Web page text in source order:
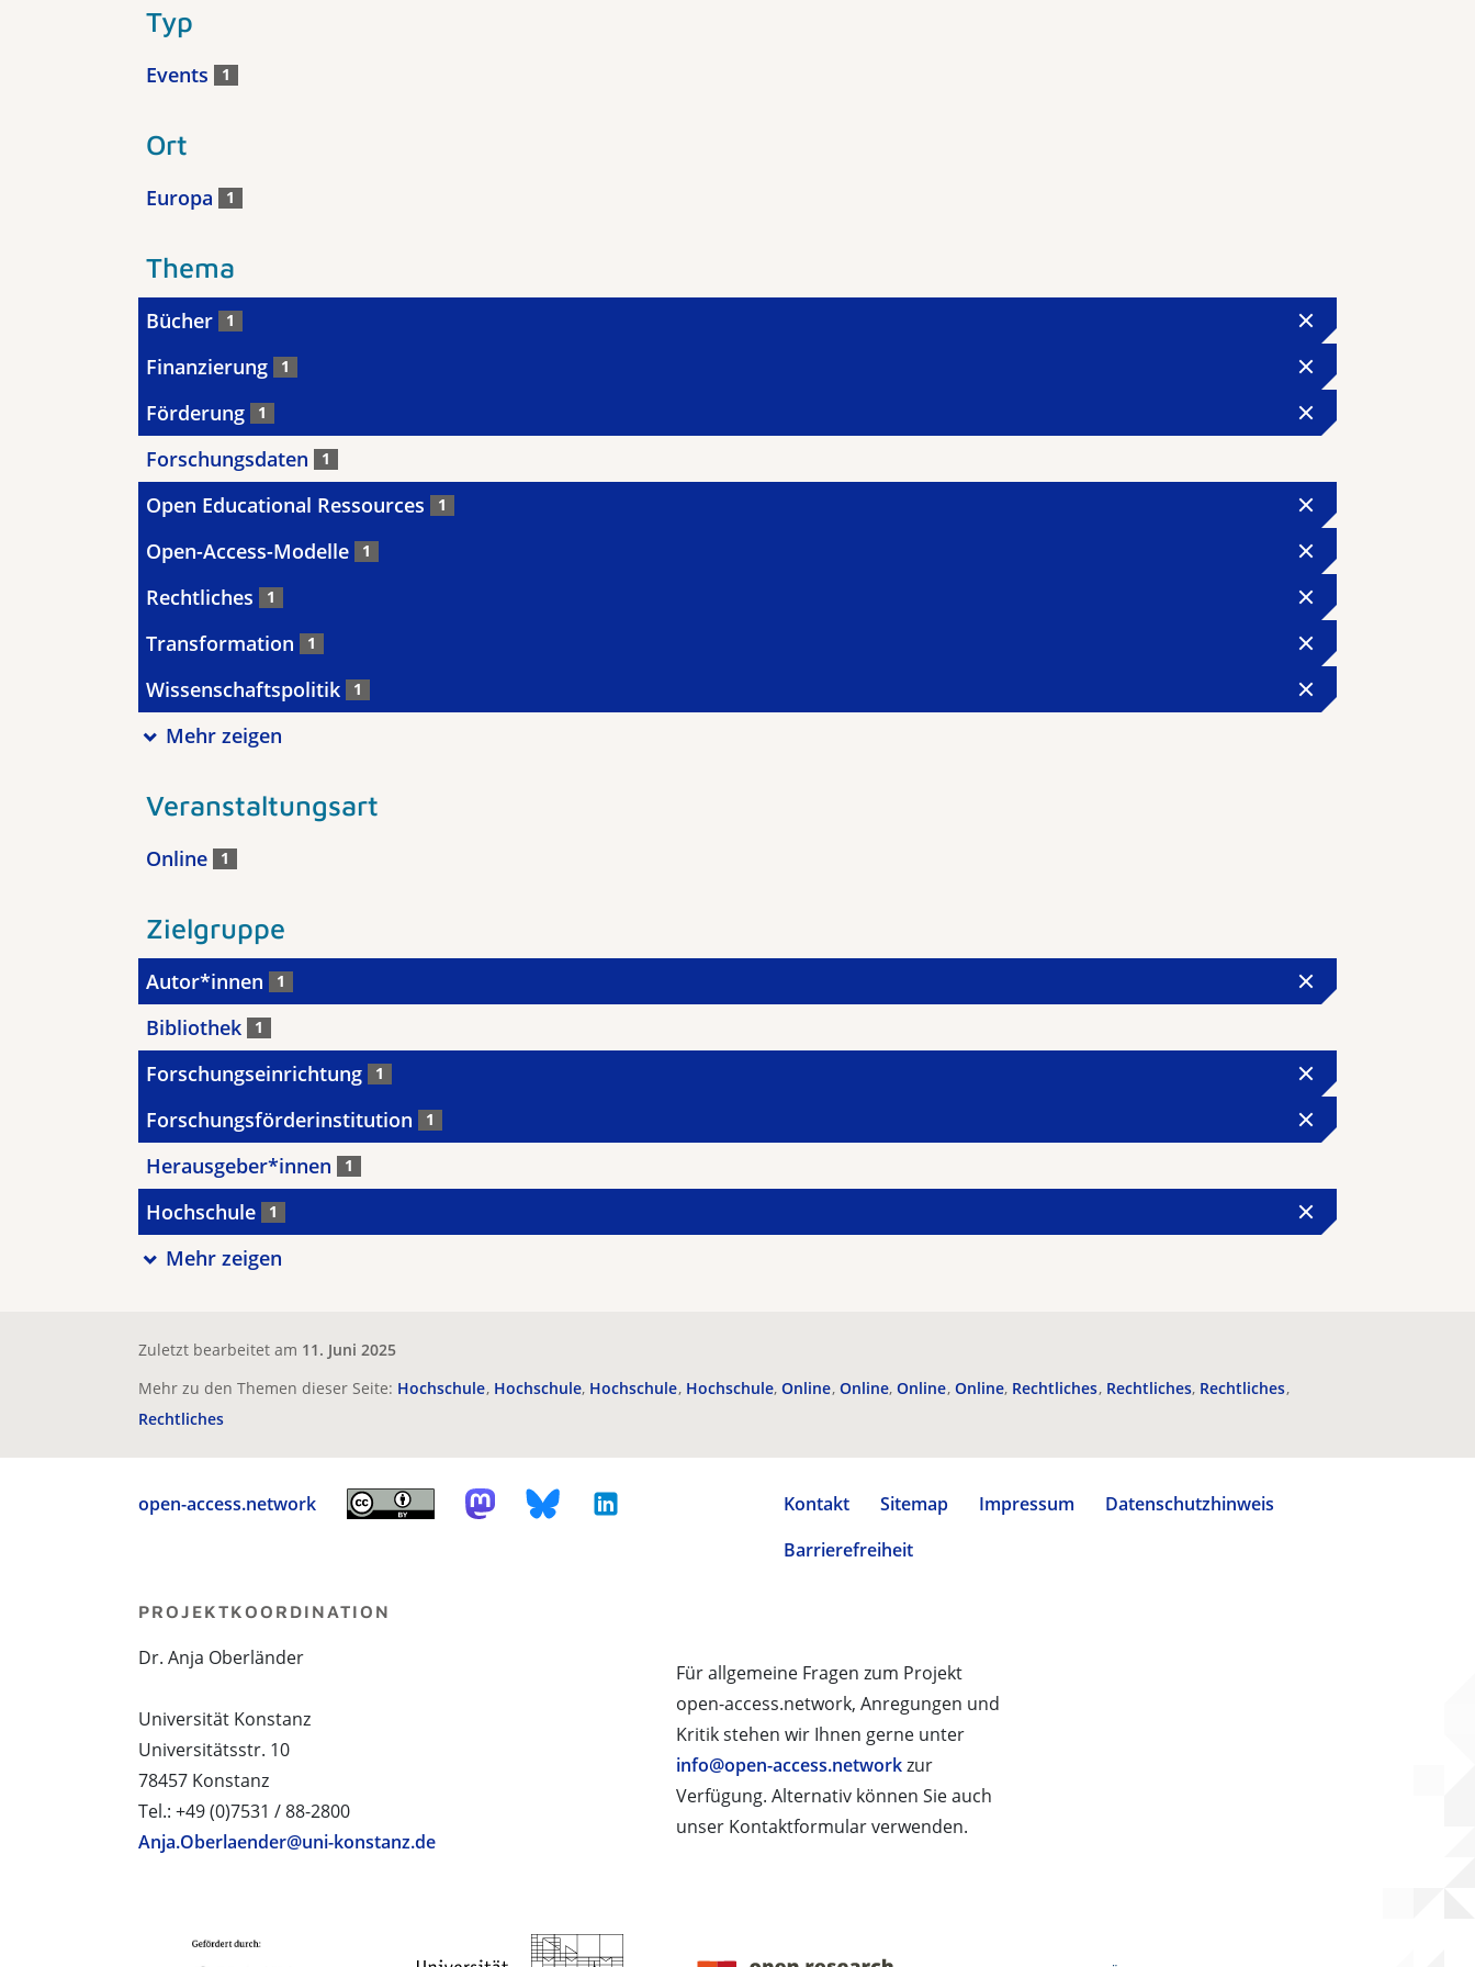
Typ
Events 1
Ort
Europa 1
Thema
Bücher 1
Finanzierung 1
Förderung 1
Forschungsdaten 1
Open Educational Ressources 1
Open-Access-Modelle 1
Rechtliches 1
Transformation 1
Wissenschaftspolitik 1
Mehr zeigen
Veranstaltungsart
Online 1
Zielgruppe
Autor*innen 1
Bibliothek 1
Forschungseinrichtung 1
Forschungsförderinstitution 1
Herausgeber*innen 1
Hochschule 1
Mehr zeigen
Zuletzt bearbeitet am 11. Juni 2025
Mehr zu den Themen dieser Seite: Hochschule Hochschule Hochschule Hochschule Online Online Online Online Rechtliches Rechtliches Rechtliches
Rechtliches
open-access.network Kontakt Sitemap Impressum
Datenschutzhinweis
Barrierefreiheit
Für allgemeine Fragen zum Projekt
open-access.network, Anregungen und
Kritik stehen wir Ihnen gerne unter
info@open-access.networkzur
Verfügung. Alternativ können Sie auch
unser Kontaktformular verwenden.
PROJEKTKOORDINATION
Dr. Anja Oberländer
Universität Konstanz
Universitätsstr. 10
78457 Konstanz
Tel.: +49 (0)7531 / 88-2800
Anja.Oberlaender@uni-konstanz.de